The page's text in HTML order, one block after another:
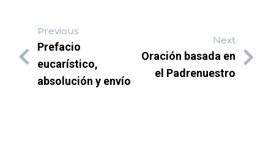
Previous
Prefacio
eucarístico,
absolución y envío
Next
Oración basada en
el Padrenuestro